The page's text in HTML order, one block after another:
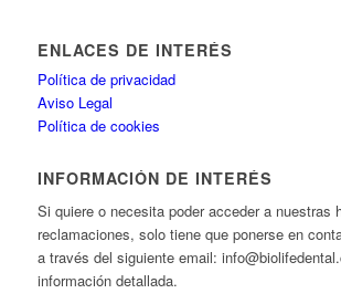
ENLACES DE INTERÉS
Política de privacidad
Aviso Legal
Política de cookies
INFORMACIÓN DE INTERÉS
Si quiere o necesita poder acceder a nuestras
reclamaciones, solo tiene que ponerse en
a través del siguiente email:
información detallada.